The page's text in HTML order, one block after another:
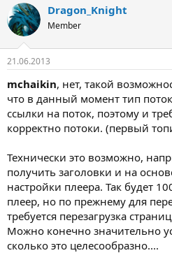
Dragon_Knight
Member
21.06.2013
mchaikin, нет, такой
что в данный момент тип
ссылки на поток, поэтому и
корректно потоки. (первый
Технически это возможно,
получить заголовки и на
настройки плеера. Так будет
плеер, но по прежнему для
требуется перезагрузка
Можно конечно значительно
сколько это целесообразно....